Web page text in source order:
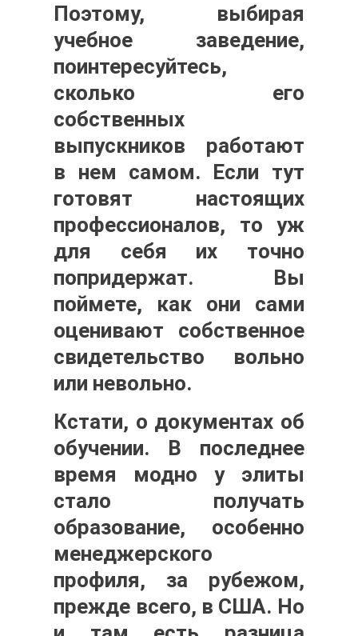
Поэтому, выбирая
учебное заведение,
поинтересуйтесь,
сколько его
собственных
выпускников работают
в нем самом. Если тут
готовят настоящих
профессионалов, то уж
для себя их точно
попридержат. Вы
поймете, как они сами
оценивают собственное
свидетельство вольно
или невольно.
Кстати, о документах об
обучении. В последнее
время модно у элиты
стало получать
образование, особенно
менеджерского
профиля, за рубежом,
прежде всего, в США. Но